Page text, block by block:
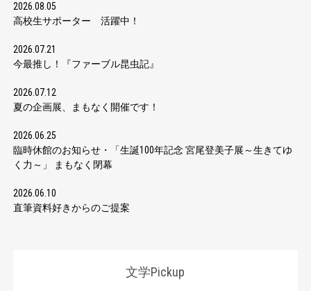
2026.08.05
高校生サポーター 活躍中！
2026.07.21
今最推し！『ファーブル昆虫記』
2026.07.12
夏の企画展、まもなく開催です！
2026.06.25
臨時休館のお知らせ・「生誕100年記念 宮尾登美子展～生きてゆ
く力～」 まもなく閉幕
2026.06.10
直筆資料好きからのご提案
文学Pickup